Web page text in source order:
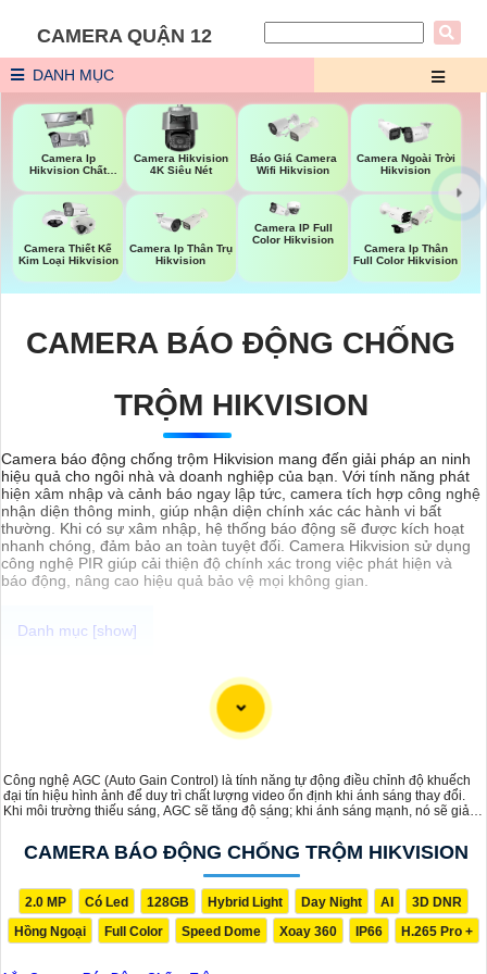
CAMERA QUẬN 12
DANH MỤC
Camera Ip
Hikvision Chất
Camera Hikvision
4K Siêu Nét
Báo Giá Camera
Wifi Hikvision
Camera Ngoài Trời
Hikvision
Camera Thiết Kế
Kim Loại Hikvision
Camera Ip Thân Trụ
Hikvision
Camera IP Full
Color Hikvision
Camera Ip Thân
Full Color Hikvision
CAMERA BÁO ĐỘNG CHỐNG
TRỘM HIKVISION
Camera báo động chống trộm Hikvision mang đến giải pháp an ninh
hiệu quả cho ngôi nhà và doanh nghiệp của bạn. Với tính năng phát
hiện xâm nhập và cảnh báo ngay lập tức, camera tích hợp công nghệ
nhận diện thông minh, giúp nhận diện chính xác các hành vi bất
thường. Khi có sự xâm nhập, hệ thống báo động sẽ được kích hoạt
nhanh chóng, đảm bảo an toàn tuyệt đối. Camera Hikvision sử dụng
công nghệ PIR giúp cải thiện độ chính xác trong việc phát hiện và
báo động, nâng cao hiệu quả bảo vệ mọi không gian.
Chắc chắn! Dưới đây là một mẫu tư vấn giới thiệu về việc lắp đặt
Camera Báo Động Chống Trộm có hình ảnh chất lượng sắc nét:
Tư Vấn Lắp Camera Báo Động Chống Trộm với Hình Ảnh Chất
Để bảo vệ tài sản và tăng cường an ninh cho gia đình hay doanh
nghiệp của bạn, việc lắp đặt Camera Báo Động Chống Trộm là một
giải pháp hiệu quả. Dưới đây là một số lưu ý quan trọng khi chọn lựa
1:Độ Phân Giải Cao: Chọn Camera có độ phân giải cao như Full
hình ảnh rõ nét và chi tiết không bị mờ.
2: Chất Lượng Quang Học: Camera được trang bị ống kính chất
lượng sẽ cung cấp hình ảnh sắc nét hơn và có khả năng quan sát xa
hơn.
Công nghệ AGC (Auto Gain Control) là tính năng tự động điều chỉnh độ khuếch
đại tín hiệu hình ảnh để duy trì chất lượng video ổn định khi ánh sáng thay đổi.
Khi môi trường thiếu sáng, AGC sẽ tăng độ sáng; khi ánh sáng mạnh, nó sẽ giảm
CAMERA BÁO ĐỘNG CHỐNG TRỘM HIKVISION
2.0 MP Có Led 128GB Hybrid Light Day Night AI
3D DNR
Hồng Ngoại
Full Color Speed Dome Xoay 360 IP66 H.265 Pro +